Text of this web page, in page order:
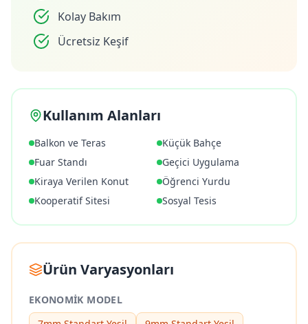
Kolay Bakım
Ücretsiz Keşif
Kullanım Alanları
Balkon ve Teras
Küçük Bahçe
Fuar Standı
Geçici Uygulama
Kiraya Verilen Konut
Öğrenci Yurdu
Kooperatif Sitesi
Sosyal Tesis
Ürün Varyasyonları
EKONOMIK MODEL